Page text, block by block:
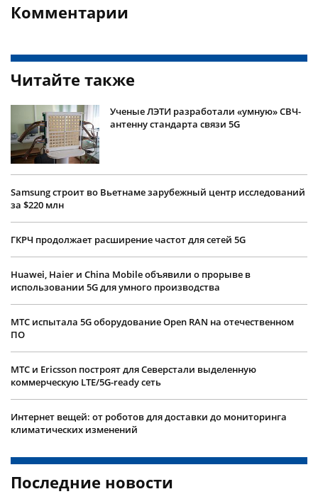
Комментарии
Читайте также
Ученые ЛЭТИ разработали «умную» СВЧ-
антенну стандарта связи 5G
Samsung строит во Вьетнаме зарубежный центр исследований
за $220 млн
ГКРЧ продолжает расширение частот для сетей 5G
Huawei, Haier и China Mobile объявили о прорыве в
использовании 5G для умного производства
МТС испытала 5G оборудование Open RAN на отечественном
ПО
МТС и Ericsson построят для Северстали выделенную
коммерческую LTE/5G-ready сеть
Интернет вещей: от роботов для доставки до мониторинга
климатических изменений
Последние новости